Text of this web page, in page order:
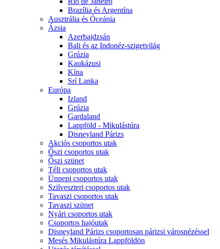
Brazília és Argentína
Ausztrália és Óceánia
Ázsia
Azerbajdzsán
Bali és az Indonéz-szigetvilág
Grúzia
Kaukázusi
Kína
Srí Lanka
Európa
Izland
Grúzia
Gardaland
Lappföld - Mikulástúra
Disneyland Párizs
Akciós csoportos utak
Őszi csoportos utak
Őszi szünet
Téli csoportos utak
Ünnepi csoportos utak
Szilveszteri csoportos utak
Tavaszi csoportos utak
Tavaszi szünet
Nyári csoportos utak
Csoportos hajóutak
Disneyland Párizs csoportosan párizsi városnézéssel
Mesés Mikulástúra Lappföldön